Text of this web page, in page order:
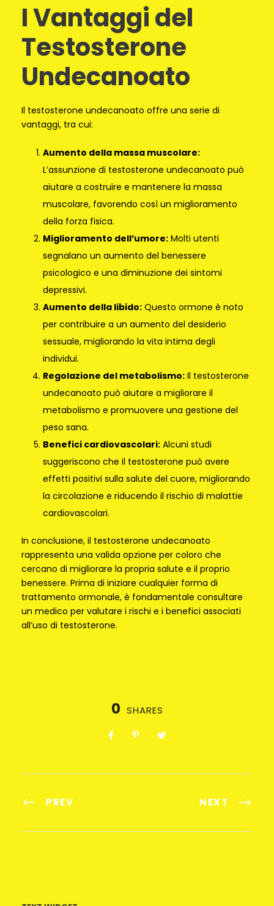
I Vantaggi del
Testosterone
Undecanoato
Il testosterone undecanoato offre una serie di
vantaggi, tra cui:
Aumento della massa muscolare:
L’assunzione di testosterone undecanoato può
aiutare a costruire e mantenere la massa
muscolare, favorendo così un miglioramento
della forza fisica.
Miglioramento dell’umore: Molti utenti
segnalano un aumento del benessere
psicologico e una diminuzione dei sintomi
depressivi.
Aumento della libido: Questo ormone è noto
per contribuire a un aumento del desiderio
sessuale, migliorando la vita intima degli
individui.
Regolazione del metabolismo: Il testosterone
undecanoato può aiutare a migliorare il
metabolismo e promuovere una gestione del
peso sana.
Benefici cardiovascolari: Alcuni studi
suggeriscono che il testosterone può avere
effetti positivi sulla salute del cuore, migliorando
la circolazione e riducendo il rischio di malattie
cardiovascolari.
In conclusione, il testosterone undecanoato
rappresenta una valida opzione per coloro che
cercano di migliorare la propria salute e il proprio
benessere. Prima di iniziare cualquier forma di
trattamento ormonale, è fondamentale consultare
un medico per valutare i rischi e i benefici associati
all’uso di testosterone.
0 SHARES
PREV NEXT